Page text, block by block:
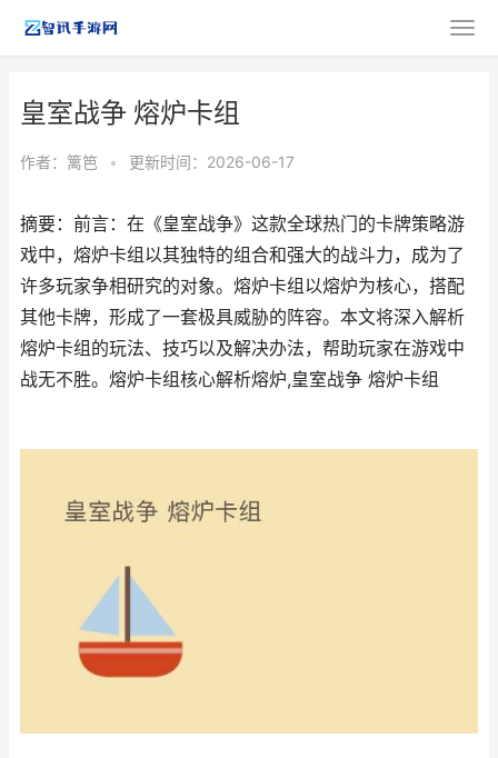
皇室战争 熔炉卡组
作者： 篱笆 • 更新时间：2026-06-17
摘要：前言：在《皇室战争》这款全球热门的卡牌策略游
戏中，熔炉卡组以其独特的组合和强大的战斗力，成为了
许多玩家争相研究的对象。熔炉卡组以熔炉为核心，搭配
其他卡牌，形成了一套极具威胁的阵容。本文将深入解析
熔炉卡组的玩法、技巧以及解决办法，帮助玩家在游戏中
战无不胜。熔炉卡组核心解析熔炉,皇室战争 熔炉卡组